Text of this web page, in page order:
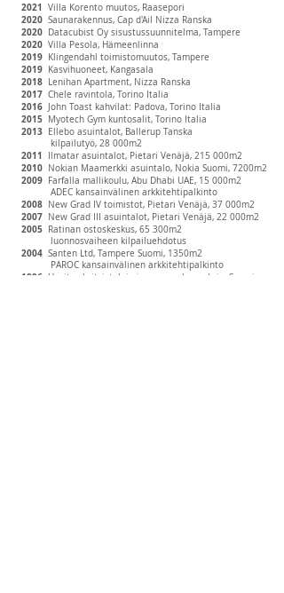
2021 Villa Korento muutos, Raasepori
2020 Saunarakennus, Cap d'Ail Nizza Ranska
2020 Datacubist Oy sisustussuunnitelma, Tampere
2020 Villa Pesola, Hämeenlinna
2019 Klingendahl toimistomuutos, Tampere
2019 Kasvihuoneet, Kangasala
2018 Lenihan Apartment, Nizza Ranska
2017 Chele ravintola, Torino Italia
2016 John Toast kahvilat: Padova, Torino Italia
2015 Myotech Gym kuntosalit, Torino Italia
2013 Ellebo asuintalot, Ballerup Tanska
kilpailutyö, 28 000m2
2011 Ilmatar asuintalot, Pietari Venäjä, 215 000m2
2010 Nokian Maamerkki asuintalo, Nokia Suomi, 7200m2
2009 Farfalla mallikoulu, Abu Dhabi UAE, 15 000m2
ADEC kansainvälinen arkkitehtipalkinto
2008 New Grad IV toimistot, Pietari Venäjä, 37 000m2
2007 New Grad III asuintalot, Pietari Venäjä, 22 000m2
2005 Ratinan ostoskeskus, 65 300m2
luonnosvaiheen kilpailuehdotus
2004 Santen Ltd, Tampere Suomi, 1350m2
PAROC kansainvälinen arkkitehtipalkinto
1996- Useita yksityistaloja ja saunarakennuksia, Suomi